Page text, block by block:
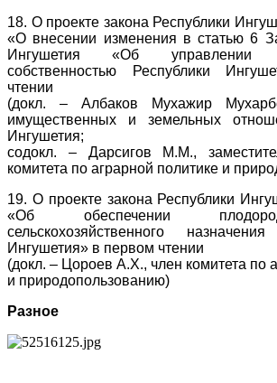
18. О проекте закона Республики
«О внесении изменения в статью 6
Ингушетия «Об управлении
собственностью Республики
чтении
(докл. – Албаков Мухажир
имущественных и земельных
Ингушетия;
содокл. – Дарсигов М.М.,
комитета по аграрной политике и
19. О проекте закона Республики
«Об обеспечении
сельскохозяйственного
Ингушетия» в первом чтении
(докл. – Цороев А.Х., член комитета по
и природопользованию)
Разное